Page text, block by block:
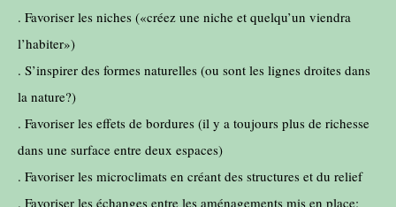
. Favoriser les niches («créez une niche et quelqu’un viendra
l’habiter»)
. S’inspirer des formes naturelles (ou sont les lignes droites dans
la nature?)
. Favoriser les effets de bordures (il y a toujours plus de richesse
dans une surface entre deux espaces)
. Favoriser les microclimats en créant des structures et du relief
. Favoriser les échanges entre les aménagements mis en place: